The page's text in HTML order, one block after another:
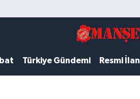
Türkiye Gündemi Resmi İlan